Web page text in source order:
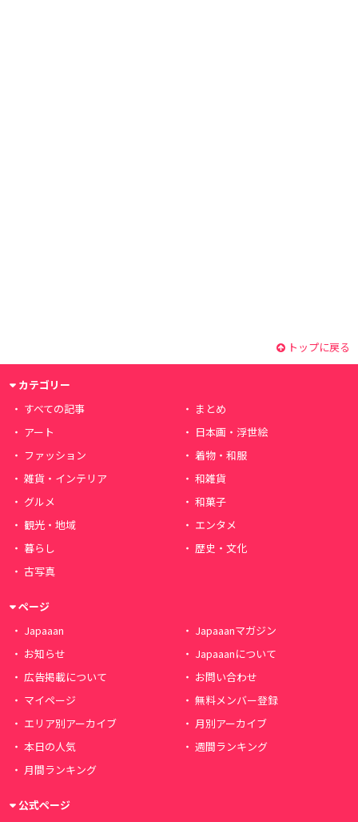
トップに戻る
カテゴリー
すべての記事
まとめ
アート
日本画・浮世絵
ファッション
着物・和服
雑貨・インテリア
和雑貨
グルメ
和菓子
観光・地域
エンタメ
暮らし
歴史・文化
古写真
ページ
Japaaan
Japaaanマガジン
お知らせ
Japaaanについて
広告掲載について
お問い合わせ
マイページ
無料メンバー登録
エリア別アーカイブ
月別アーカイブ
本日の人気
週間ランキング
月間ランキング
公式ページ